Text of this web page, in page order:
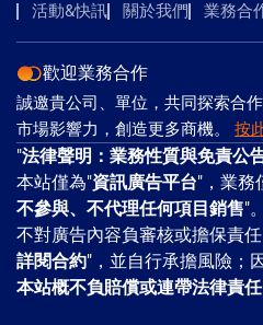
活動&快訊
關於我們 業務合
歡迎業務合作
誠邀貴公司、單位，共同探索合
市場影響力，創造更多商機。 按
"法律聲明：業務性質與免責公
本站僅為"資訊廣告平台"，業務
不參與、不代理任何項目銷售"
不對廣告內容負審核或擔保責
詳閱合約"，並自行承擔風險；
本站概不負賠償或連帶法律責任